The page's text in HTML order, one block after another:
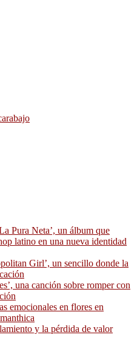
Pura Neta’, un álbum que
latino en una nueva identidad
Girl’, un sencillo donde la
una canción sobre romper con
emocionales en flores en
y la pérdida de valor